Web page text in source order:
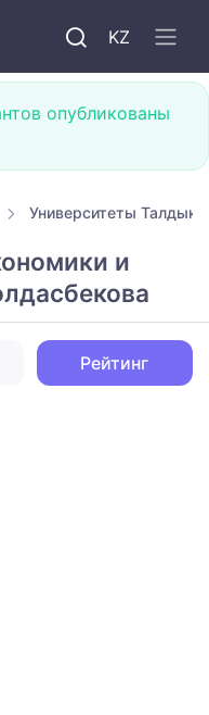
KZ
опубликованы
Университеты
и
Рейтинг